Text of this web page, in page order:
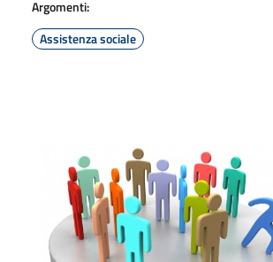
Argomenti:
Assistenza sociale